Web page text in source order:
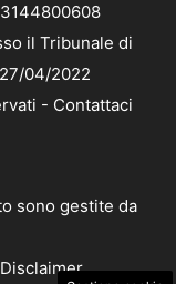
il Tribunale di
04/2022
- Contattaci
sono gestite da
Disclaimer